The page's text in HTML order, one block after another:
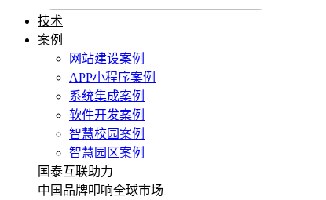
技术
案例
网站建设案例
APP小程序案例
系统集成案例
软件开发案例
智慧校园案例
智慧园区案例
国泰互联助力
中国品牌叩响全球市场